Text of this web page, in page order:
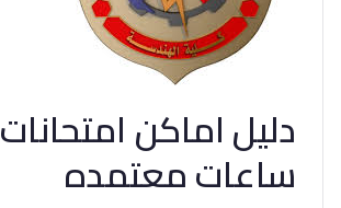
دليل اماكن امتحانات
ساعات معتمده